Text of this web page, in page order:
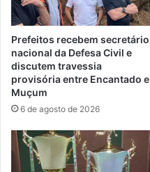
Prefeitos recebem secretário
nacional da Defesa Civil e
discutem travessia
provisória entre Encantado e
Muçum
6 de agosto de 2026